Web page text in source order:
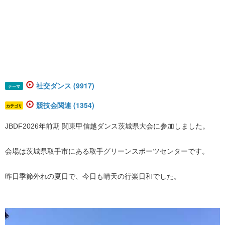
テーマ 社交ダンス (9917)
カテゴリ 競技会関連 (1354)
JBDF2026年前期 関東甲信越ダンス茨城県大会に参加しました。
会場は茨城県取手市にある取手グリーンスポーツセンターです。
昨日季節外れの夏日で、今日も晴天の行楽日和でした。